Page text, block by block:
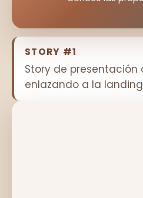
STORY #1
Story de presentación
enlazando a la